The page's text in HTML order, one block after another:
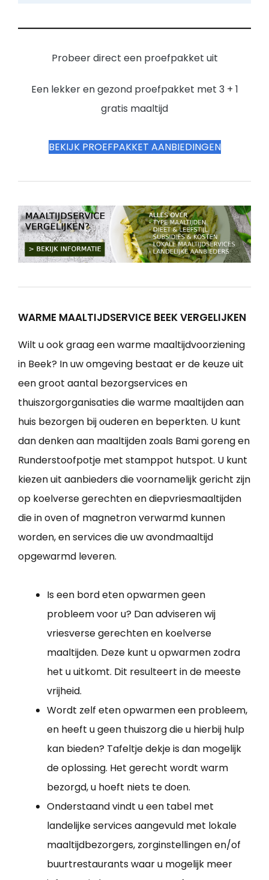
Probeer direct een proefpakket uit
Een lekker en gezond proefpakket met 3 + 1
gratis maaltijd
BEKIJK PROEFPAKKET AANBIEDINGEN
WARME MAALTIJDSERVICE BEEK VERGELIJKEN
Wilt u ook graag een warme maaltijdvoorziening
in Beek? In uw omgeving bestaat er de keuze uit
een groot aantal bezorgservices en
thuiszorgorganisaties die warme maaltijden aan
huis bezorgen bij ouderen en beperkten. U kunt
dan denken aan maaltijden zoals Bami goreng en
Runderstoofpotje met stamppot hutspot. U kunt
kiezen uit aanbieders die voornamelijk gericht zijn
op koelverse gerechten en diepvriesmaaltijden
die in oven of magnetron verwarmd kunnen
worden, en services die uw avondmaaltijd
opgewarmd leveren.
Is een bord eten opwarmen geen
probleem voor u? Dan adviseren wij
vriesverse gerechten en koelverse
maaltijden. Deze kunt u opwarmen zodra
het u uitkomt. Dit resulteert in de meeste
vrijheid.
Wordt zelf eten opwarmen een probleem,
en heeft u geen thuiszorg die u hierbij hulp
kan bieden? Tafeltje dekje is dan mogelijk
de oplossing. Het gerecht wordt warm
bezorgd, u hoeft niets te doen.
Onderstaand vindt u een tabel met
landelijke services aangevuld met lokale
maaltijdbezorgers, zorginstellingen en/of
buurtrestaurants waar u mogelijk meer